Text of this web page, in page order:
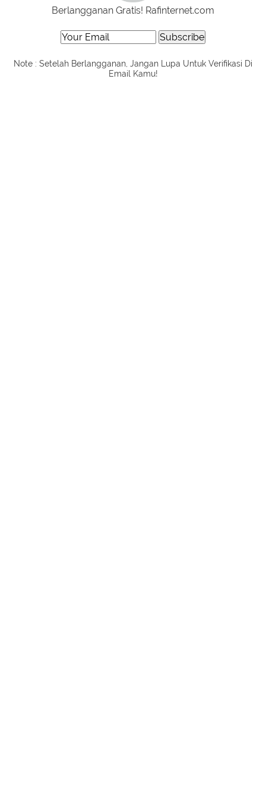
Berlangganan Gratis! Rafinternet.com
Note : Setelah Berlangganan, Jangan Lupa Untuk Verifikasi Di
Email Kamu!